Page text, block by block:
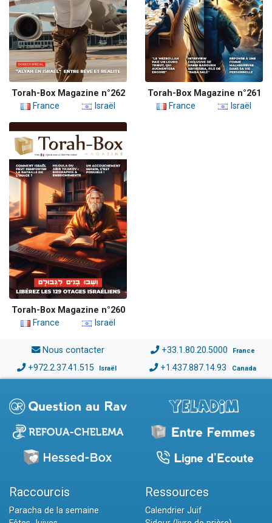
Torah-Box Magazine n°262
France
Israël
Torah-Box Magazine n°261
France
Israël
Torah-Box Magazine n°260
France
Israël
Nous contacter +33.1.80.20.5000 France
+972.2.37.41.515 Israël +1.437.887.14.93 Canada
Raccourcis
Paracha de la semaine
Ressources
Calendrier Juif